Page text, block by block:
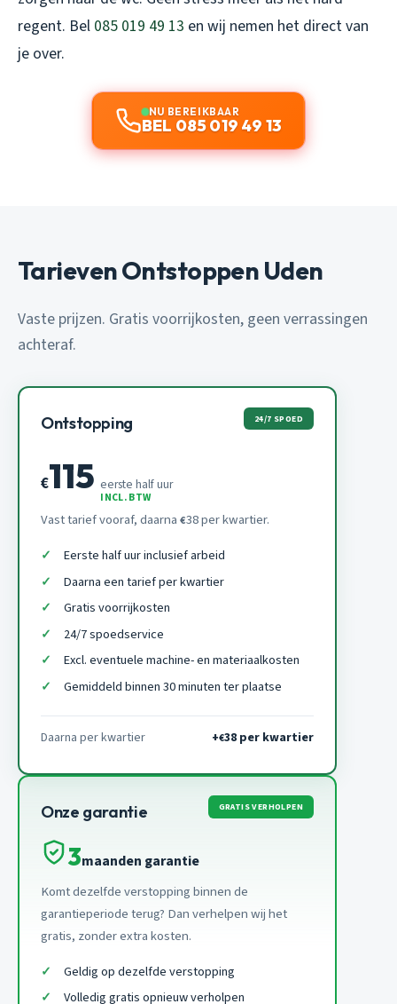
regent. Bel 085 019 49 13 en wij nemen het direct van
je over.
NU BEREIKBAAR
BEL 085 019 49 13
Tarieven Ontstoppen Uden
Vaste prijzen. Gratis voorrijkosten, geen verrassingen
achteraf.
Ontstopping 24/7 SPOED
€115 eerste half uur
INCL. BTW
Vast tarief vooraf, daarna €38 per kwartier.
Eerste half uur inclusief arbeid
Daarna een tarief per kwartier
Gratis voorrijkosten
24/7 spoedservice
Excl. eventuele machine- en materiaalkosten
Gemiddeld binnen 30 minuten ter plaatse
Daarna per kwartier +€38 per kwartier
Onze garantie GRATIS VERHOLPEN
3maanden garantie
Komt dezelfde verstopping binnen de
garantieperiode terug? Dan verhelpen wij het
gratis, zonder extra kosten.
Geldig op dezelfde verstopping
Volledig gratis opnieuw verholpen